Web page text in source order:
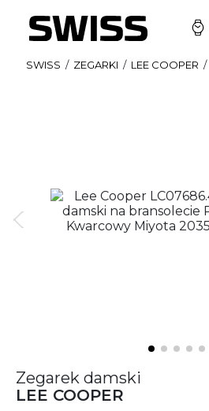
SWISS / ZEGARKI / LEE COOPER /
Zegarek damski
LEE COOPER